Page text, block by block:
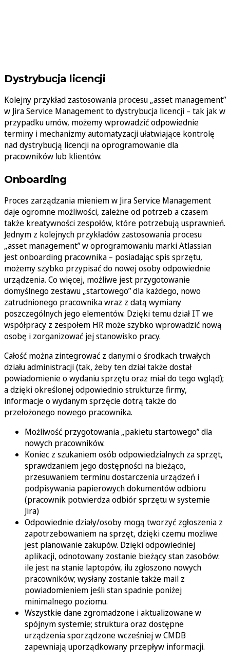
Dystrybucja licencji
Kolejny przykład zastosowania procesu „asset management”
w Jira Service Management to dystrybucja licencji – tak jak w
przypadku umów, możemy wprowadzić odpowiednie
terminy i mechanizmy automatyzacji ułatwiające kontrolę
nad dystrybucją licencji na oprogramowanie dla
pracowników lub klientów.
Onboarding
Proces zarządzania mieniem w Jira Service Management
daje ogromne możliwości, zależne od potrzeb a czasem
także kreatywności zespołów, które potrzebują usprawnień.
Jednym z kolejnych przykładów zastosowania procesu
„asset management” w oprogramowaniu marki Atlassian
jest onboarding pracownika – posiadając spis sprzętu,
możemy szybko przypisać do nowej osoby odpowiednie
urządzenia. Co więcej, możliwe jest przygotowanie
domyślnego zestawu „startowego” dla każdego, nowo
zatrudnionego pracownika wraz z datą wymiany
poszczególnych jego elementów. Dzięki temu dział IT we
współpracy z zespołem HR może szybko wprowadzić nową
osobę i zorganizować jej stanowisko pracy.
Całość można zintegrować z danymi o środkach trwałych
działu administracji (tak, żeby ten dział także dostał
powiadomienie o wydaniu sprzętu oraz miał do tego wgląd);
a dzięki określonej odpowiednio strukturze firmy,
informacje o wydanym sprzęcie dotrą także do
przełożonego nowego pracownika.
Możliwość przygotowania „pakietu startowego” dla
nowych pracowników.
Koniec z szukaniem osób odpowiedzialnych za sprzęt,
sprawdzaniem jego dostępności na bieżąco,
przesuwaniem terminu dostarczenia urządzeń i
podpisywania papierowych dokumentów odbioru
(pracownik potwierdza odbiór sprzętu w systemie
Jira)
Odpowiednie działy/osoby mogą tworzyć zgłoszenia z
zapotrzebowaniem na sprzęt, dzięki czemu możliwe
jest planowanie zakupów. Dzięki odpowiedniej
aplikacji, odnotowany zostanie bieżący stan zasobów:
ile jest na stanie laptopów, ilu zgłoszono nowych
pracowników; wysłany zostanie także mail z
powiadomieniem jeśli stan spadnie poniżej
minimalnego poziomu.
Wszystkie dane zgromadzone i aktualizowane w
spójnym systemie; struktura oraz dostępne
urządzenia sporządzone wcześniej w CMDB
zapewniają uporządkowany przepływ informacji.